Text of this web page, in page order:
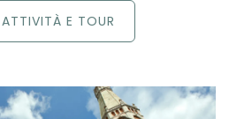
E TOUR